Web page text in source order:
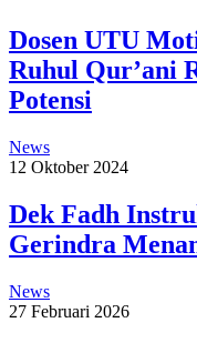
Dosen UTU
Ruhul Qur’ani
Potensi
News
12 Oktober 2024
Dek Fadh
Gerindra
News
27 Februari 2026